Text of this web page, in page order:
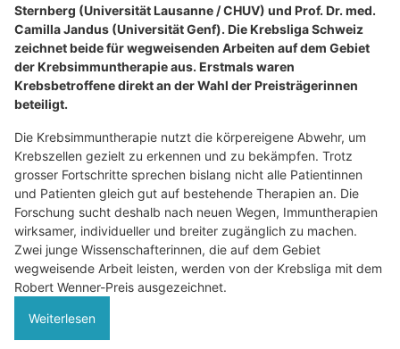
Sternberg (Universität Lausanne / CHUV) und Prof. Dr. med.
Camilla Jandus (Universität Genf). Die Krebsliga Schweiz
zeichnet beide für wegweisenden Arbeiten auf dem Gebiet
der Krebsimmuntherapie aus. Erstmals waren
Krebsbetroffene direkt an der Wahl der Preisträgerinnen
beteiligt.
Die Krebsimmuntherapie nutzt die körpereigene Abwehr, um
Krebszellen gezielt zu erkennen und zu bekämpfen. Trotz
grosser Fortschritte sprechen bislang nicht alle Patientinnen
und Patienten gleich gut auf bestehende Therapien an. Die
Forschung sucht deshalb nach neuen Wegen, Immuntherapien
wirksamer, individueller und breiter zugänglich zu machen.
Zwei junge Wissenschafterinnen, die auf dem Gebiet
wegweisende Arbeit leisten, werden von der Krebsliga mit dem
Robert Wenner-Preis ausgezeichnet.
Weiterlesen